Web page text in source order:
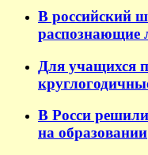
В российский
распознающие
Для учащихся
В Росси
на образовании